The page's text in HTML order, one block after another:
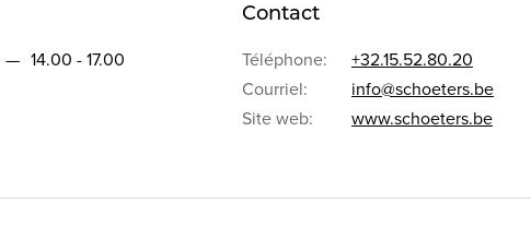
— 14.00 - 17.00
Contact
Téléphone:
+32.15.52.80.20
Courriel:
info@schoeters.be
Site web:
www.schoeters.be